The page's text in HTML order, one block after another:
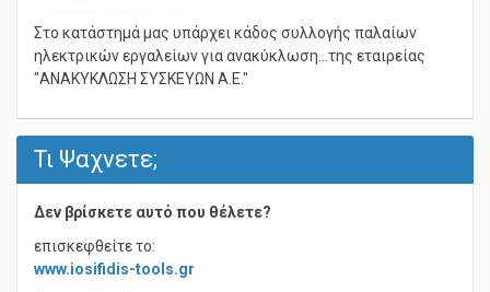
Στο κατάστημά μας υπάρχει κάδος συλλογής παλαίων
ηλεκτρικών εργαλείων για ανακύκλωση...της εταιρείας
"ΑΝΑΚΥΚΛΩΣΗ ΣΥΣΚΕΥΩΝ Α.Ε."
Τι Ψαχνετε;
Δεν βρίσκετε αυτό που θέλετε?
επισκεφθείτε το:
www.iosifidis-tools.gr